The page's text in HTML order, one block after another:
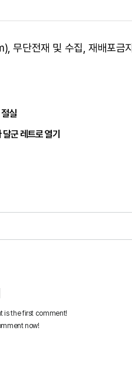
무단전재 및 수집, 재배포금지
실
군 레트로 열기